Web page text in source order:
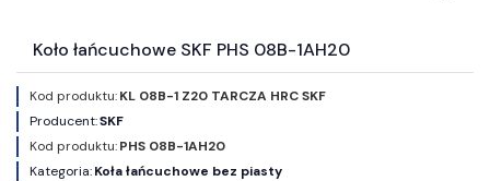
Koło łańcuchowe SKF PHS 08B-1AH20
Kod produktu:KL 08B-1 Z20 TARCZA HRC SKF
Producent:SKF
Kod produktu:PHS 08B-1AH20
Kategoria:Koła łańcuchowe bez piasty